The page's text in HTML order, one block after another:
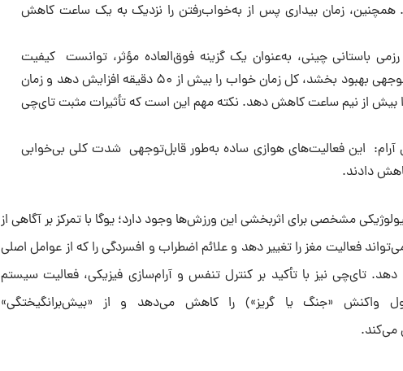
زمان بیداری پس از به‌خواب‌رفتن را نزدیک به یک ساعت کاهش
باستانی چینی، به‌عنوان یک گزینه فوق‌العاده مؤثر، توانست کیفیت
خواب را به‌طور قابل‌توجهی بهبود بخشد، کل زمان خواب را بیش از ۵۰ دقیقه افزایش دهد و زمان
بیش از نیم ساعت کاهش دهد. نکته مهم این است که تأثیرات مثبت تای‌چی
آرام: این فعالیت‌های هوازی ساده به‌طور قابل‌توجهی شدت کلی بی‌خوابی
دادند.
مشخصی برای اثربخشی این ورزش‌ها وجود دارد؛ یوگا با تمرکز بر آگاهی از
فعالیت مغز را تغییر دهد و علائم اضطراب و افسردگی را که از عوامل اصلی
تای‌چی نیز با تأکید بر کنترل تنفس و آرام‌سازی فیزیکی، فعالیت سیستم
واکنش «جنگ یا گریز») را کاهش می‌دهد و از «بیش‌برانگیختگی»